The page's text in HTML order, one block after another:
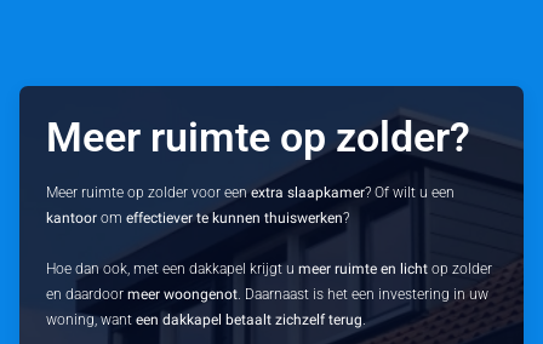
Meer ruimte op zolder?
Meer ruimte op zolder voor eenextra slaapkamer? Of wilt u een
kantoor omeffectiever te kunnen thuiswerken?
Hoe dan ook, met een dakkapel krijgt umeer ruimte en licht op zolder
en daardoormeer woongenot. Daarnaast is het een investering in uw
woning, wanteen dakkapel betaalt zichzelf terug.